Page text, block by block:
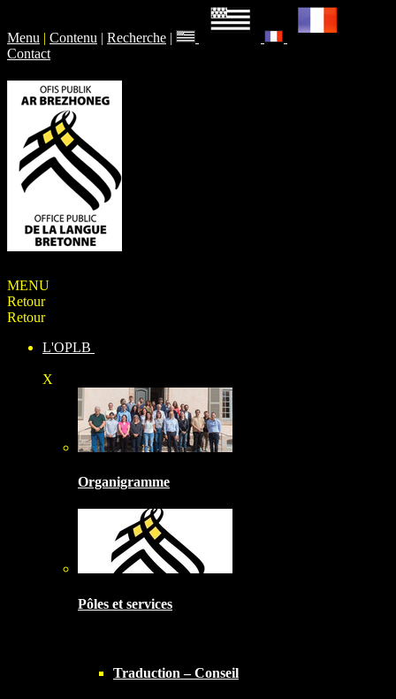
Menu | Contenu | Recherche |
Contact
MENU
Retour
Retour
L'OPLB
X
Organigramme
Pôles et services
Traduction – Conseil